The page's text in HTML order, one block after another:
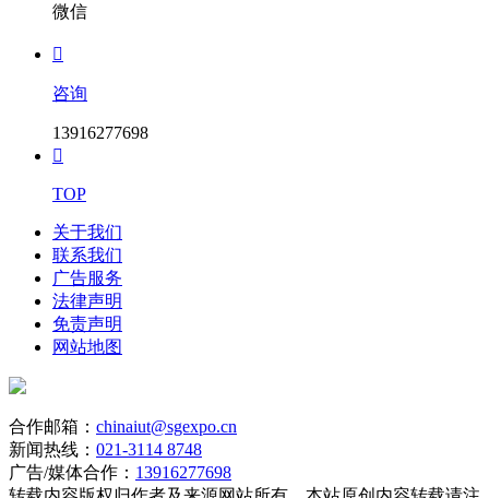
微信

咨询
13916277698

TOP
关于我们
联系我们
广告服务
法律声明
免责声明
网站地图
合作邮箱： chinaiut@sgexpo.cn
新闻热线： 021-3114 8748
广告/媒体合作： 13916277698